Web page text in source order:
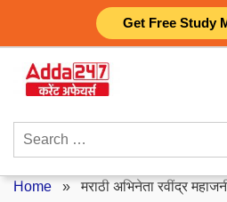
Get Free Study
content
Search
Home »मराठी अभिनेता रवींद्र